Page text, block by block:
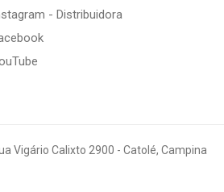
- Distribuidora
Vigário Calixto 2900 - Catolé, Campina